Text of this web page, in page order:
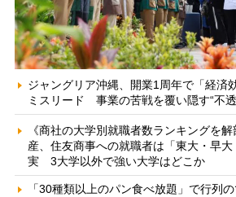
ジャングリア沖縄、開業1周年で「経済
ミスリード 事業の苦戦を覆い隠す“不
《商社の大学別就職者数ランキングを
産、住友商事への就職者は「東大・早
実 3大学以外で強い大学はどこか
「30種類以上のパン食べ放題」で行列